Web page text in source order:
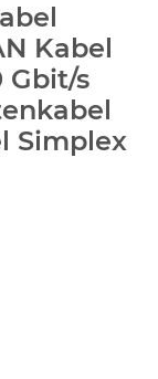
Kabel
Gbit/s
Simplex